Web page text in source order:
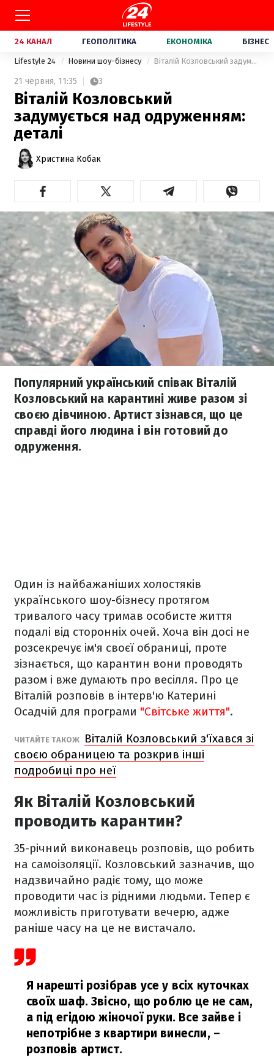
24 КАНАЛ ГЕОПОЛІТИКА ЕКОНОМІКА БІЗНЕС
Lifestyle 24 Новини шоу-бізнесу Віталій Козловський задумується над одруженням: деталі
21 червня, 11:35 3
Віталій Козловський
задумується над одруженням:
деталі
Христина Кобак
Популярний український співак Віталій
Козловський на карантині живе разом зі
своєю дівчиною. Артист зізнався, що це
справді його людина і він готовий до
одруження.
Один із найбажаніших холостяків
українського шоу-бізнесу протягом
тривалого часу тримав особисте життя
подалі від сторонніх очей. Хоча він досі не
розсекречує ім'я своєї обраниці, проте
зізнається, що карантин вони проводять
разом і вже думають про весілля. Про це
Віталій розповів в інтерв'ю Катерині
Осадчій для програми "Світське життя".
ЧИТАЙТЕ ТАКОЖ
Віталій Козловський з'їхався зі
своєю обраницею та розкрив інші
подробиці про неї
Як Віталій Козловський
проводить карантин?
35-річний виконавець розповів, що робить
на самоізоляції. Козловський зазначив, що
надзвичайно радіє тому, що може
проводити час із рідними людьми. Тепер є
можливість приготувати вечерю, адже
раніше часу на це не вистачало.
Я нарешті розібрав усе у всіх куточках
своїх шаф. Звісно, що роблю це не сам,
а під егідою жіночої руки. Все зайве і
непотрібне з квартири винесли, –
розповів артист.